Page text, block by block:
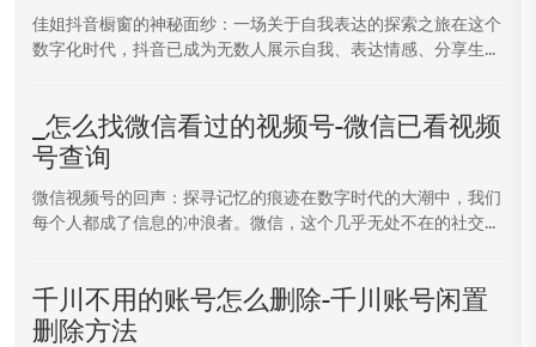
佳姐抖音橱窗的神秘面纱：一场关于自我表达的探索之旅在这个
数字化时代，抖音已成为无数人展示自我、表达情感、分享生...
_怎么找微信看过的视频号-微信已看视频
号查询
微信视频号的回声：探寻记忆的痕迹在数字时代的大潮中，我们
每个人都成了信息的冲浪者。微信，这个几乎无处不在的社交...
千川不用的账号怎么删除-千川账号闲置
删除方法